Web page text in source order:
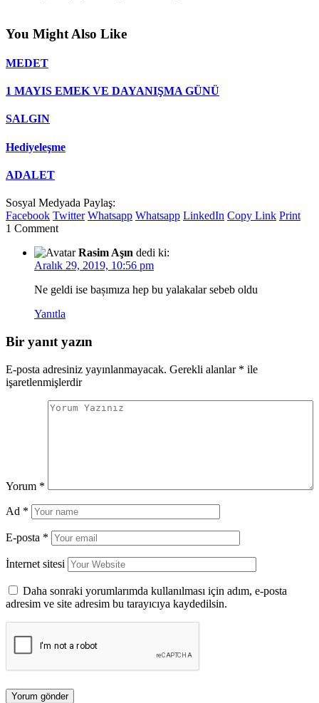
You Might Also Like
MEDET
1 MAYIS EMEK VE DAYANIŞMA GÜNÜ
SALGIN
Hediyeleşme
ADALET
Sosyal Medyada Paylaş:
Facebook Twitter Whatsapp Whatsapp LinkedIn Copy Link Print
1 Comment
Rasim Aşın dedi ki:
Aralık 29, 2019, 10:56 pm
Ne geldi ise bașımıza hep bu yalakalar sebeb oldu
Yanıtla
Bir yanıt yazın
E-posta adresiniz yayınlanmayacak. Gerekli alanlar * ile
işaretlenmişlerdir
Yorum *
Ad *
E-posta *
İnternet sitesi
Daha sonraki yorumlarımda kullanılması için adım, e-posta
adresim ve site adresim bu tarayıcıya kaydedilsin.